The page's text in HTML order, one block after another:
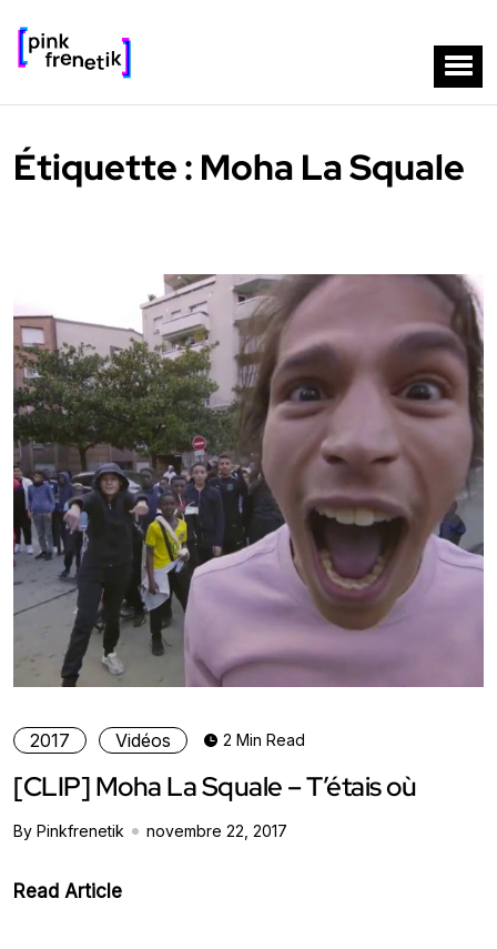
Étiquette : Moha La Squale
2017 Vidéos 2 Min Read
[CLIP] Moha La Squale – T’étais où
By Pinkfrenetik novembre 22, 2017
Read Article